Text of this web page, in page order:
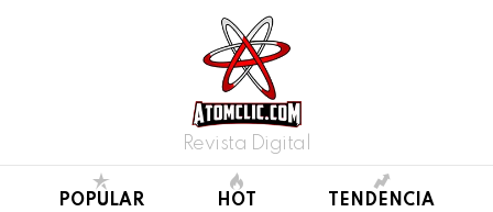
Revista Digital
POPULAR HOT TENDENCIA